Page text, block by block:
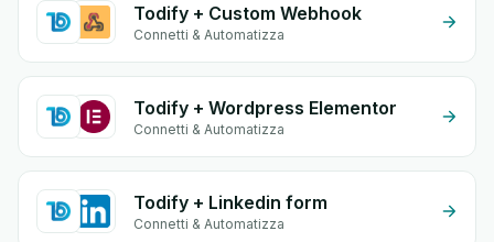
Todify + Custom Webhook
Connetti & Automatizza
Todify + Wordpress Elementor
Connetti & Automatizza
Todify + Linkedin form
Connetti & Automatizza